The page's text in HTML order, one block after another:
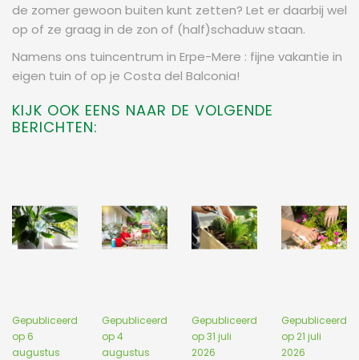
de zomer gewoon buiten kunt zetten? Let er daarbij wel
op of ze graag in de zon of (half)schaduw staan.
Namens ons tuincentrum in Erpe-Mere : fijne vakantie in
eigen tuin of op je Costa del Balconia!
KIJK OOK EENS NAAR DE VOLGENDE
BERICHTEN:
Gepubliceerd
op6
augustus
Gepubliceerd
op4
augustus
Gepubliceerd
op31 juli
2026
Gepubliceerd
op21 juli
2026